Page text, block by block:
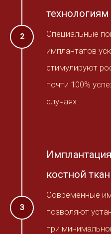
технологиям
Специальные
имплантатов
стимулируют
почти 100%
случаях.
костной
Современные
позволяют
при